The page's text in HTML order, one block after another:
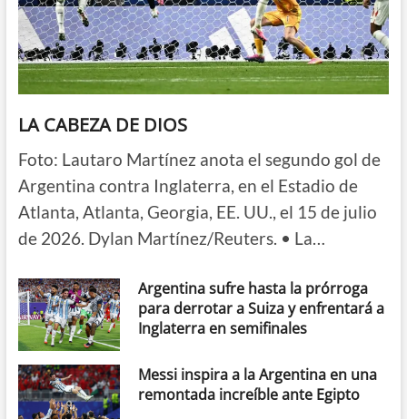
LA CABEZA DE DIOS
Foto: Lautaro Martínez anota el segundo gol de
Argentina contra Inglaterra, en el Estadio de
Atlanta, Atlanta, Georgia, EE. UU., el 15 de julio
de 2026. Dylan Martínez/Reuters. • La…
Argentina sufre hasta la prórroga
para derrotar a Suiza y enfrentará a
Inglaterra en semifinales
Messi inspira a la Argentina en una
remontada increíble ante Egipto